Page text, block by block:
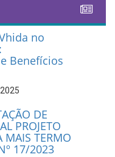
no
Benefícios
DE
PROJETO
MAIS TERMO
17/2023